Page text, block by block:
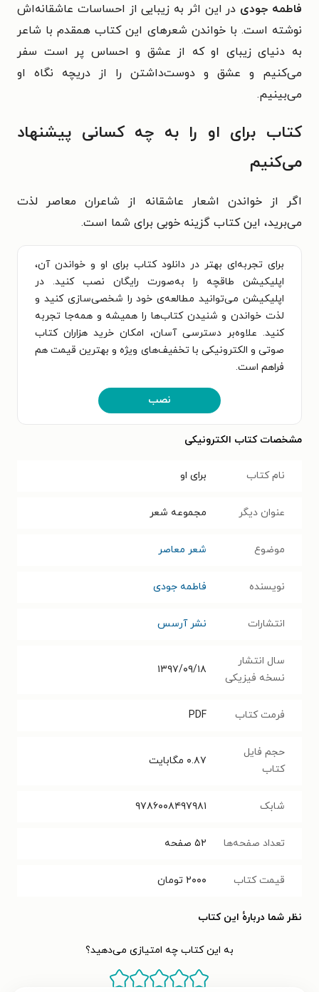
فاطمه جودی در این اثر به زیبایی از احساسات عاشقانه‌اش
نوشته است. با خواندن شعرهای این کتاب همقدم با شاعر
به دنیای زیبای او که از عشق و احساس پر است سفر
می‌کنیم و عشق و دوست‌داشتن را از دریچه نگاه او
می‌بینیم.
کتاب برای او را به چه کسانی پیشنهاد
می‌کنیم
اگر از خواندن اشعار عاشقانه از شاعران معاصر لذت
می‌برید، این کتاب گزینه خوبی برای شما است.
برای تجربه‌ای بهتر در دانلود کتاب برای او و خواندن آن،
اپلیکیشن طاقچه را به‌صورت رایگان نصب کنید. در
اپلیکیشن می‌توانید مطالعه‌ی خود را شخصی‌سازی کنید و
لذت خواندن و شنیدن کتاب‌ها را همیشه و همه‌جا تجربه
کنید. علاوه‌بر دسترسی آسان، امکان خرید هزاران کتاب
صوتی و الکترونیکی با تخفیف‌های ویژه و بهترین قیمت هم
فراهم است.
نصب
مشخصات کتاب الکترونیکی
نام کتاب برای او
عنوان دیگر مجموعه شعر
موضوع شعر معاصر
نویسنده فاطمه جودی
انتشارات نشر آرسس
سال انتشار
نسخه فیزیکی
۱۳۹۷/۰۹/۱۸
فرمت کتاب PDF
حجم فایل
کتاب
۰.۸۷ مگابایت
شابک ۹۷۸۶۰۰۸۴۹۷۹۸۱
تعداد صفحه‌ها ۵۲ صفحه
قیمت کتاب ۲۰۰۰ تومان
نظر شما دربارهٔ این کتاب
به این کتاب چه امتیازی می‌دهید؟